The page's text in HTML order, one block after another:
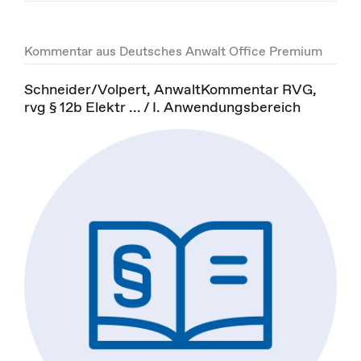
Kommentar aus Deutsches Anwalt Office Premium
Schneider/Volpert, AnwaltKommentar RVG,
rvg § 12b Elektr ... / I. Anwendungsbereich